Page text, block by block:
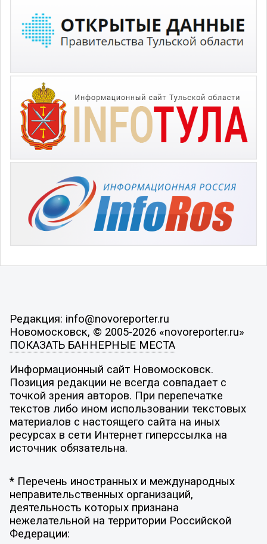
Редакция: info@novoreporter.ru
Новомосковск, © 2005-2026 «novoreporter.ru»
ПОКАЗАТЬ БАННЕРНЫЕ МЕСТА
Информационный сайт Новомосковск.
Позиция редакции не всегда совпадает с
точкой зрения авторов. При перепечатке
текстов либо ином использовании текстовых
материалов с настоящего сайта на иных
ресурсах в сети Интернет гиперссылка на
источник обязательна.
* Перечень иностранных и международных
неправительственных организаций,
деятельность которых признана
нежелательной на территории Российской
Федерации: